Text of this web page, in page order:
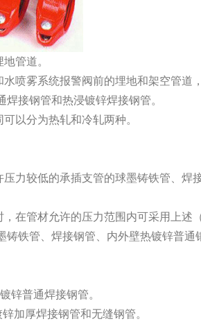
管道。
喷雾系统报警阀前的埋地和架空管道
接钢管和热浸镀锌焊接钢管。
以分为热轧和冷轧两种。
力较低的承插支管的球墨铸铁管、焊
在管材允许的压力范围内可采用上述（
铁管、焊接钢管、内外壁热镀锌普通
锌普通焊接钢管。
加厚焊接钢管和无缝钢管。